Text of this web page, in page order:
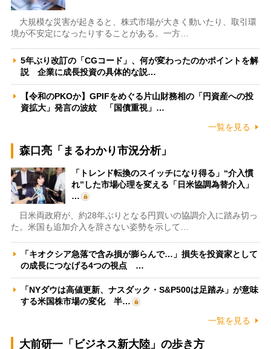
大規模な災害が起きると、株式市場が大きく動いたり、取引環
境が不安定になったりすることがある。一方…
5年ぶり改訂の「CGコード」、何が変わったのかポイントを解
説 企業に成長投資の具体的な説…
【令和のPKOか】GPIFをめぐる片山財務相の「円資産への投
資拡大」発言の波紋 「国債重視」…
一覧を見る
森口亮「まるわかり市況分析」
「トレンド転換のスイッチになり得る」“介入慣
れ”した市場心理を変える「日米協調為替介入」
…
日米両政府が、約28年ぶりとなる円買いの協調介入に踏み切っ
た。米国も追加介入を辞さない姿勢を示して…
「キオクシア急落で含み損が膨らんで…」損失を投資家として
の成長につなげる4つの視点 …
「NYダウは高値更新、ナスダック・S&P500は足踏み」が意味
する米国株市場の変化 半…
一覧を見る
大前研一「ビジネス新大陸」の歩き方